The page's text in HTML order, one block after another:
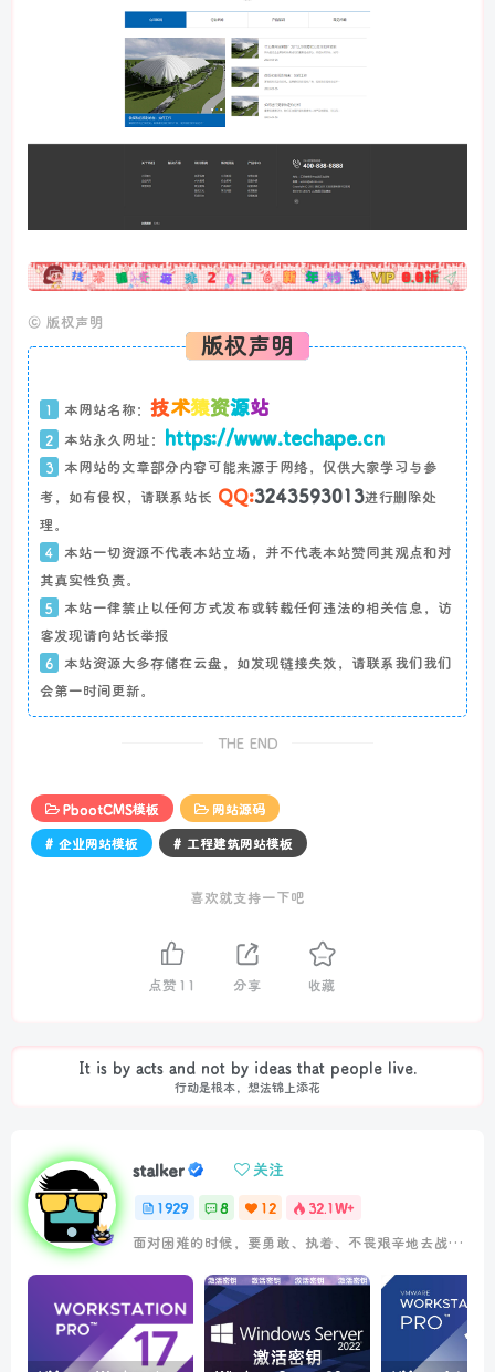
广告
© 版权声明
版权声明
1 本网站名称： 技术猿资源站
2 本站永久网址： https://www.techape.cn
3
本网站的文章部分内容可能来源于网络，仅供大家学习与参
考，如有侵权，请联系站长 QQ:3243593013进行删除处
理。
4
本站一切资源不代表本站立场，并不代表本站赞同其观点和对
其真实性负责。
5
本站一律禁止以任何方式发布或转载任何违法的相关信息，访
客发现请向站长举报
6
本站资源大多存储在云盘，如发现链接失效，请联系我们我们
会第一时间更新。
THE END
PbootCMS模板
网站源码
# 企业网站模板
# 工程建筑网站模板
喜欢就支持一下吧
点赞 11 分享 收藏
It is by acts and not by ideas that people live.
行动是根本，想法锦上添花
stalker 关注
1929 8 12
32.1W+
面对困难的时候，要勇敢、执着、不畏艰辛地去战胜它